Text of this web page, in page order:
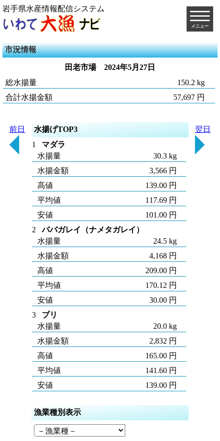
岩手県水産情報配信システム
メニュー
市況情報
田老市場
2024年5月27日
総水揚量
150.2 kg
合計水揚金額
57,697 円
前日
水揚げTOP3
1
マダラ
水揚量
30.3 kg
水揚金額
3,566 円
高値
139.00 円
平均値
117.69 円
安値
101.00 円
2
ババガレイ（ナメタガレイ）
水揚量
24.5 kg
水揚金額
4,168 円
高値
209.00 円
平均値
170.12 円
安値
30.00 円
3
ブリ
水揚量
20.0 kg
水揚金額
2,832 円
高値
165.00 円
平均値
141.60 円
安値
139.00 円
漁業種別表示
翌日